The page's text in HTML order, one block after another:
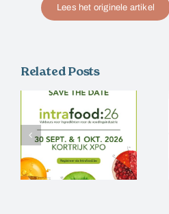
Lees het originele artikel
Related Posts